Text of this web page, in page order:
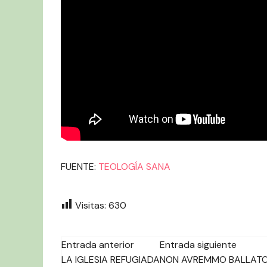
FUENTE: TEOLOGÍA SANA
Visitas: 630
Navegación
Entrada anterior
LA IGLESIA REFUGIADA
Entrada siguiente
NON AVREMMO